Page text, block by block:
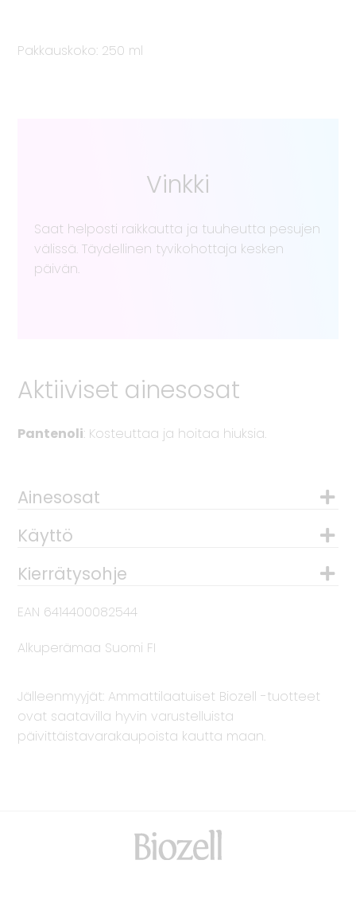
Pakkauskoko: 250 ml
Aktiiviset ainesosat
Pantenoli: Kosteuttaa ja hoitaa hiuksia.
Ainesosat
Käyttö
Kierrätysohje
EAN 6414400082544
Alkuperämaa Suomi FI
Jälleenmyyjät: Ammattilaatuiset Biozell -tuotteet
ovat saatavilla hyvin varustelluista
päivittäistavarakaupoista kautta maan.
Vinkki
Saat helposti raikkautta ja tuuheutta pesujen
välissä. Täydellinen tyvikohottaja kesken
päivän.